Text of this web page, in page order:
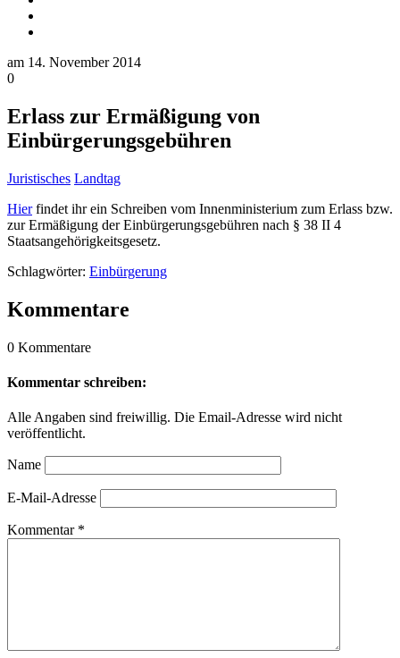
am 14. November 2014
0
Erlass zur Ermäßigung von
Einbürgerungsgebühren
Juristisches Landtag
Hierfindet ihr ein Schreiben vom Innenministerium zum Erlass bzw.
zur Ermäßigung der Einbürgerungsgebühren nach § 38 II 4
Staatsangehörigkeitsgesetz.
Schlagwörter: Einbürgerung
Kommentare
0 Kommentare
Kommentar schreiben:
Alle Angaben sind freiwillig. Die Email-Adresse wird nicht
veröffentlicht.
Name
E-Mail-Adresse
Kommentar *